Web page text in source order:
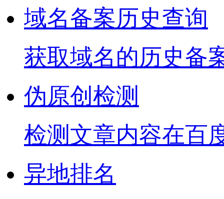
域名备案历史查询
获取域名的历史备
伪原创检测
检测文章内容在百
异地排名